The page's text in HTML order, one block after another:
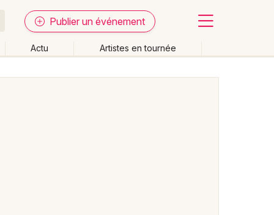
Publier un événement
Actu Artistes en tournée